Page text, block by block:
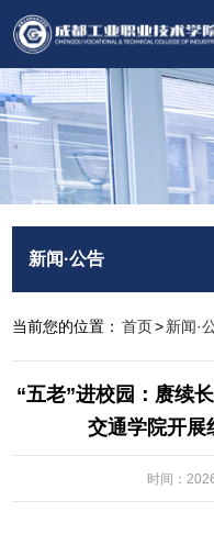
新闻·公告
当前您的位置： 首页>新闻·
“五老”进校园：赓续
交通学院开展
时间：